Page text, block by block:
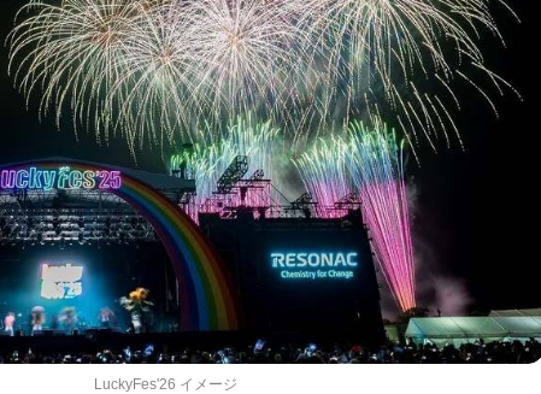
LuckyFes'26 イメージ